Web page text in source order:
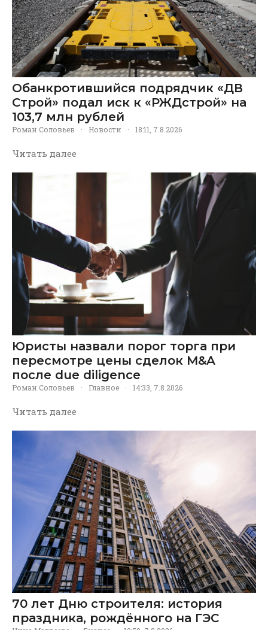
Обанкротившийся подрядчик «ДВ
Строй» подал иск к «РЖДстрой» на
103,7 млн рублей
Роман Соловьев · Новости · 18:11, 7.8.2026
Читать далее
Юристы назвали порог торга при
пересмотре цены сделок M&A
после due diligence
Роман Соловьев · Главное · 14:33, 7.8.2026
Читать далее
70 лет Дню строителя: история
праздника, рождённого на ГЭС